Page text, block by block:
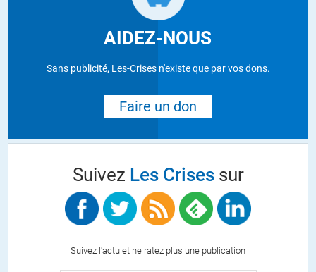
AIDEZ-NOUS
Sans publicité, Les-Crises n'existe que par vos dons.
Faire un don
Suivez Les Crisessur
Suivez l'actu et ne ratez plus une publication